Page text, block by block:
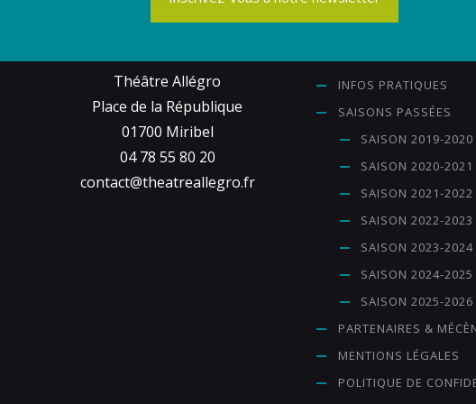
Théâtre Allégro
Place de la République
01700 Miribel
04 78 55 80 20
contact@theatreallegro.fr
INFOS PRATIQUES
SAISONS PASSÉES
SAISON 2019-2020
SAISON 2020-2021
SAISON 2021-2022
SAISON 2022-2023
SAISON 2023-2024
SAISON 2024-2025
SAISON 2025-2026
PARTENAIRES &
MENTIONS LÉGALES
POLITIQUE DE